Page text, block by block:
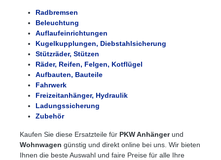
Radbremsen
Beleuchtung
Auflaufeinrichtungen
Kugelkupplungen, Diebstahlsicherung
Stützräder, Stützen
Räder, Reifen, Felgen, Kotflügel
Aufbauten, Bauteile
Fahrwerk
Freizeitanhänger, Hydraulik
Ladungssicherung
Zubehör
Kaufen Sie diese Ersatzteile für PKW Anhängerund
Wohnwagen günstig und direkt online bei uns. Wir bieten
Ihnen die beste Auswahl und faire Preise für alle Ihre